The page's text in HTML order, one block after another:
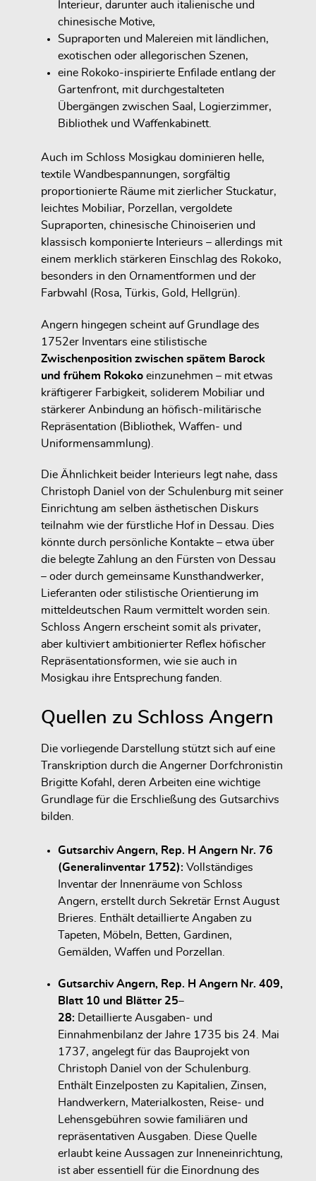
Interieur, darunter auch italienische und
chinesische Motive,
Supraporten und Malereien mit ländlichen,
exotischen oder allegorischen Szenen,
eine Rokoko-inspirierte Enfilade entlang der
Gartenfront, mit durchgestalteten
Übergängen zwischen Saal, Logierzimmer,
Bibliothek und Waffenkabinett.
Auch im Schloss Mosigkau dominieren helle,
textile Wandbespannungen, sorgfältig
proportionierte Räume mit zierlicher Stuckatur,
leichtes Mobiliar, Porzellan, vergoldete
Supraporten, chinesische Chinoiserien und
klassisch komponierte Interieurs – allerdings mit
einem merklich stärkeren Einschlag des Rokoko,
besonders in den Ornamentformen und der
Farbwahl (Rosa, Türkis, Gold, Hellgrün).
Angern hingegen scheint auf Grundlage des
1752er Inventars eine stilistische
Zwischenposition zwischen spätem Barock
und frühem Rokoko einzunehmen – mitetwas
kräftigerer Farbigkeit, soliderem Mobiliar und
stärkerer Anbindung an höfisch-militärische
Repräsentation (Bibliothek, Waffen- und
Uniformensammlung).
Die Ähnlichkeit beider Interieurs legt nahe, dass
Christoph Daniel von der Schulenburg mit seiner
Einrichtung am selben ästhetischen Diskurs
teilnahm wie der fürstliche Hof in Dessau. Dies
könnte durch persönliche Kontakte – etwa über
die belegte Zahlung an den Fürsten von Dessau
– oder durch gemeinsame Kunsthandwerker,
Lieferanten oder stilistische Orientierung im
mitteldeutschen Raum vermittelt worden sein.
Schloss Angern erscheint somit als privater,
aber kultiviert ambitionierter Reflex höfischer
Repräsentationsformen, wie sie auch in
Mosigkau ihre Entsprechung fanden.
Quellen zu Schloss Angern
Die vorliegende Darstellung stützt sich auf eine
Transkription durch die Angerner Dorfchronistin
Brigitte Kofahl, deren Arbeiten eine wichtige
Grundlage für die Erschließung des Gutsarchivs
bilden.
Gutsarchiv Angern, Rep. H Angern Nr. 76
(Generalinventar 1752): Vollständiges
Inventar der Innenräume von Schloss
Angern, erstellt durch Sekretär Ernst August
Brieres. Enthält detaillierte Angaben zu
Tapeten, Möbeln, Betten, Gardinen,
Gemälden, Waffen und Porzellan.
Gutsarchiv Angern, Rep. H Angern Nr. 409,
Blatt 10 und Blätter 25–
28:
Detaillierte Ausgaben- und
Einnahmenbilanz der Jahre 1735 bis 24. Mai
1737, angelegt für das Bauprojekt von
Christoph Daniel von der Schulenburg.
Enthält Einzelposten zu Kapitalien, Zinsen,
Handwerkern, Materialkosten, Reise- und
Lehensgebühren sowie familiären und
repräsentativen Ausgaben. Diese Quelle
erlaubt keine Aussagen zur Inneneinrichtung,
ist aber essentiell für die Einordnung des